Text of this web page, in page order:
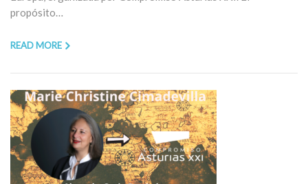
propósito…
READ MORE